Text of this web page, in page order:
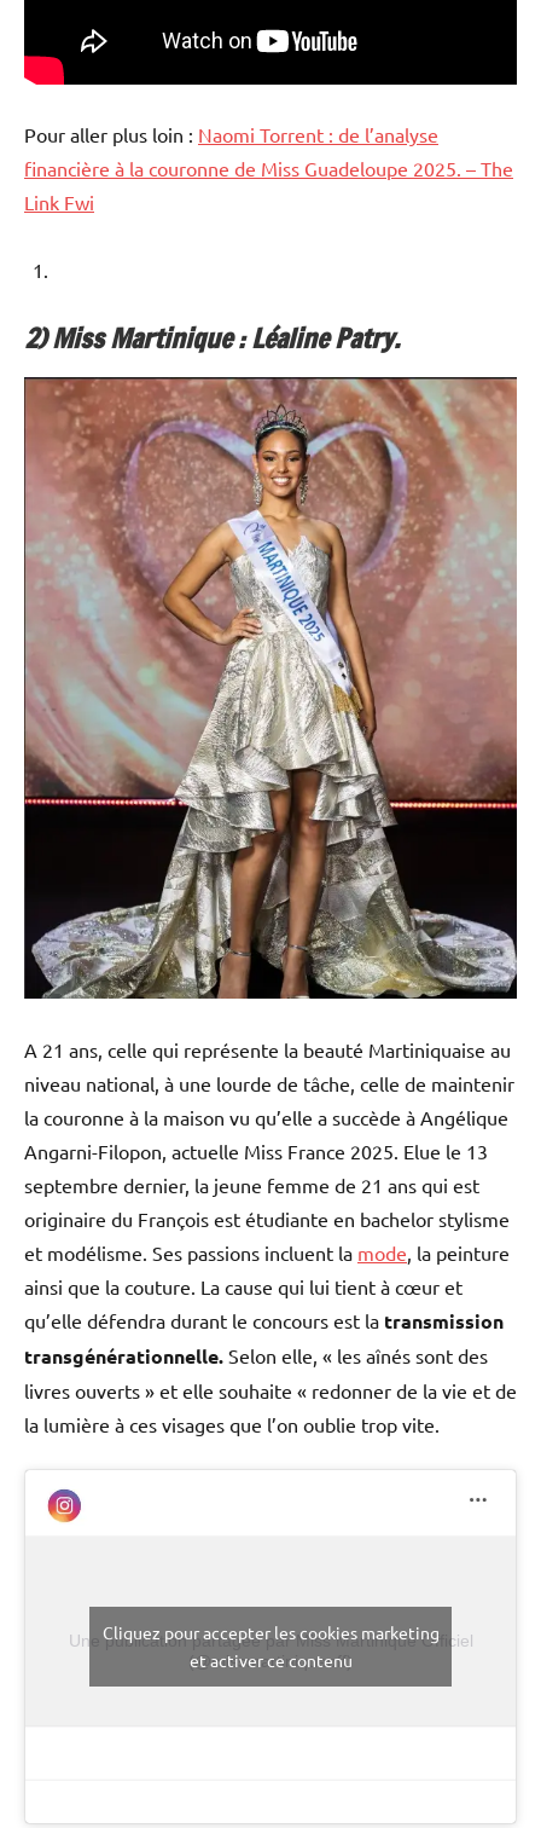
Pour aller plus loin : Naomi Torrent : de l’analyse
financière à la couronne de Miss Guadeloupe 2025. – The
Link Fwi
2) Miss Martinique : Léaline Patry.
A 21 ans, celle qui représente la beauté Martiniquaise au
niveau national, à une lourde de tâche, celle de maintenir
la couronne à la maison vu qu’elle a succède à Angélique
Angarni-Filopon, actuelle Miss France 2025. Elue le 13
septembre dernier, la jeune femme de 21 ans qui est
originaire du François est étudiante en bachelor stylisme
et modélisme. Ses passions incluent la mode , la peinture
ainsi que la couture. La cause qui lui tient à cœur et
qu’elle défendra durant le concours est la transmission
transgénérationnelle. Selon elle, « les aînés sont des
livres ouverts » et elle souhaite « redonner de la vie et de
la lumière à ces visages que l’on oublie trop vite.
Une publication partagée par Miss Martinique Officiel
(@missmartiniqueoff)
Cliquez pour accepter les cookies marketing
et activer ce contenu